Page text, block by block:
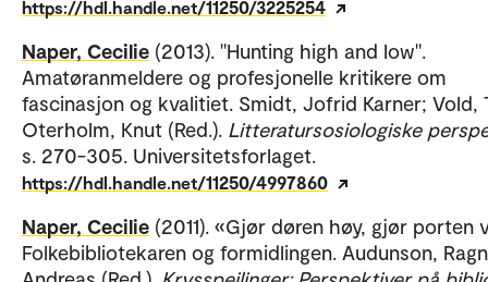
https://hdl.handle.net/11250/3225254
Naper, Cecilie (2013). "Hunting high and low".
Amatøranmeldere og profesjonelle kritikere om
fascinasjon og kvalitiet. Smidt, Jofrid Karner; Vold,
Oterholm, Knut (Red.). Litteratursosiologiske
s. 270-305. Universitetsforlaget.
https://hdl.handle.net/11250/4997860
Naper, Cecilie (2011). «Gjør døren høy, gjør porten
Folkebibliotekaren og formidlingen. Audunson,